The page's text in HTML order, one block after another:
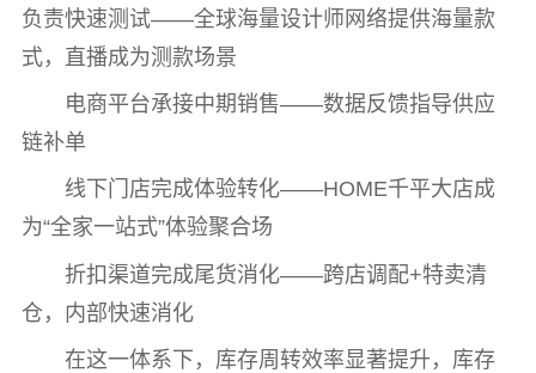
负责快速测试——全球海量设计师网络提供海量款
式，直播成为测款场景
电商平台承接中期销售——数据反馈指导供应
链补单
线下门店完成体验转化——HOME千平大店成
为“全家一站式”体验聚合场
折扣渠道完成尾货消化——跨店调配+特卖清
仓，内部快速消化
在这一体系下，库存周转效率显著提升，库存